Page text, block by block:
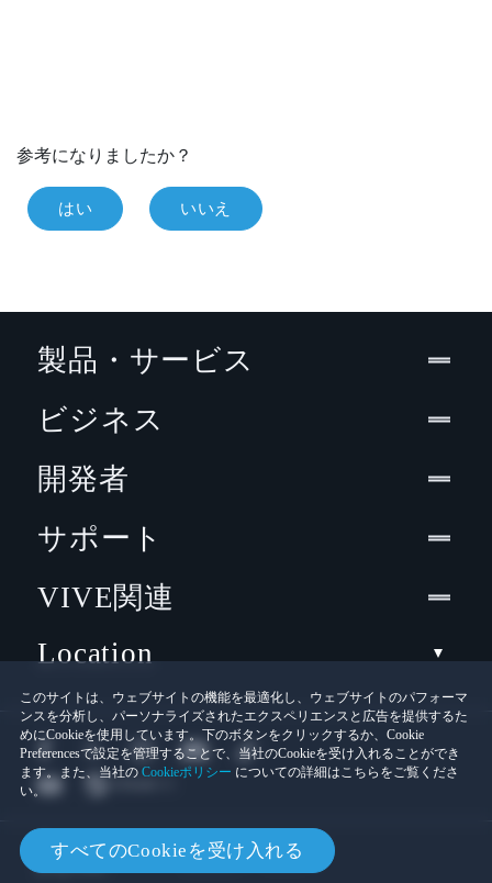
参考になりましたか？
はい いいえ
このサイトは、ウェブサイトの機能を最適化し、ウェブサイトのパフォーマ
ンスを分析し、パーソナライズされたエクスペリエンスと広告を提供するた
めにCookieを使用しています。下のボタンをクリックするか、Cookie
Preferencesで設定を管理することで、当社のCookieを受け入れることができ
ます。また、当社の Cookieポリシー についての詳細はこちらをご覧くださ
い。
すべてのCookieを受け入れる
製品・サービス
ビジネス
開発者
サポート
VIVE関連
Location
© 2011-2026 HTC Corporation
法的情報
Cookies